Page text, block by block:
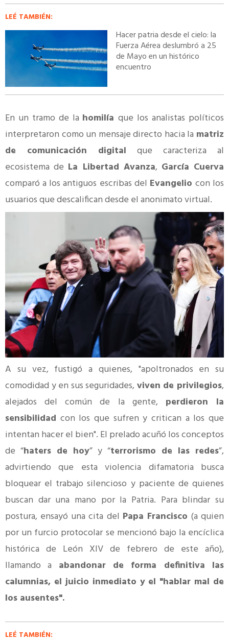
LEÉ TAMBIÉN:
Hacer patria desde el cielo: la
Fuerza Aérea deslumbró a 25
de Mayo en un histórico
encuentro
En un tramo de la homilíaque los analistas políticos
interpretaron como un mensaje directo hacia la matriz
de comunicación digital que caracteriza al
ecosistema de La Libertad Avanza, García Cuerva
comparó a los antiguos escribas del Evangelio con los
usuarios que descalifican desde el anonimato virtual.
A su vez, fustigó a quienes, "apoltronados en su
comodidad y en sus seguridades, viven de privilegios,
alejados del común de la gente, perdieron la
sensibilidad con los que sufren y critican a los que
intentan hacer el bien". El prelado acuñó los conceptos
de “haters de hoy” y “terrorismo de las redes”,
advirtiendo que esta violencia difamatoria busca
bloquear el trabajo silencioso y paciente de quienes
buscan dar una mano por la Patria. Para blindar su
postura, ensayó una cita del Papa Francisco (a quien
por un furcio protocolar se mencionó bajo la encíclica
histórica de León XIV de febrero de este año),
llamando a abandonar de forma definitiva las
calumnias, el juicio inmediato y el "hablar mal de
los ausentes".
LEÉ TAMBIÉN: